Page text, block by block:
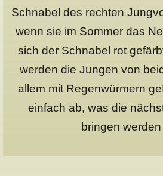
Schnabel des rechten
wenn sie im Sommer das
sich der Schnabel rot
werden die Jungen von
allem mit Regenwürmern
einfach ab, was die
bringen